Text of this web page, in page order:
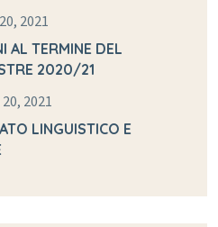
2021
AL TERMINE DEL
2020/21
2021
LINGUISTICO E